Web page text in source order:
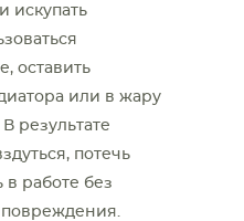
искупать
оставить
или в жару
результате
потечь
в работе без